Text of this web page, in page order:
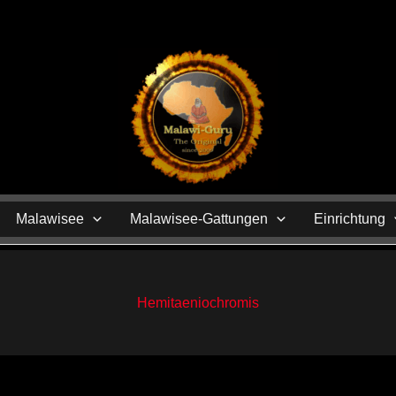
Malawisee Malawisee-Gattungen Einrichtung
Hemitaeniochromis